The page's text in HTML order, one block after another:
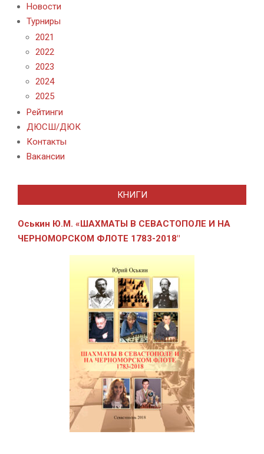
Новости
Турниры
2021
2022
2023
2024
2025
Рейтинги
ДЮСШ/ДЮК
Контакты
Вакансии
КНИГИ
Оськин Ю.М. «ШАХМАТЫ В СЕВАСТОПОЛЕ И НА
ЧЕРНОМОРСКОМ ФЛОТЕ 1783-2018″